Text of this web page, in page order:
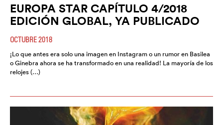
EUROPA STAR CAPÍTULO 4/2018
EDICIÓN GLOBAL, YA PUBLICADO
OCTUBRE 2018
¡Lo que antes era solo una imagen en Instagram o un rumor en Basilea
o Ginebra ahora se ha transformado en una realidad! La mayoría de los
relojes (…)